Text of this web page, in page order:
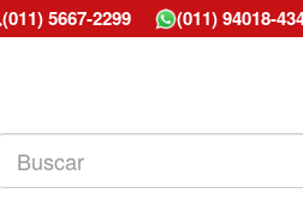
(011) 5667-2299 (011) 94018-